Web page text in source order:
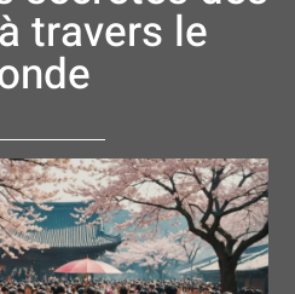
travers le